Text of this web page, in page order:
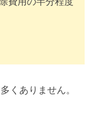
くありません。